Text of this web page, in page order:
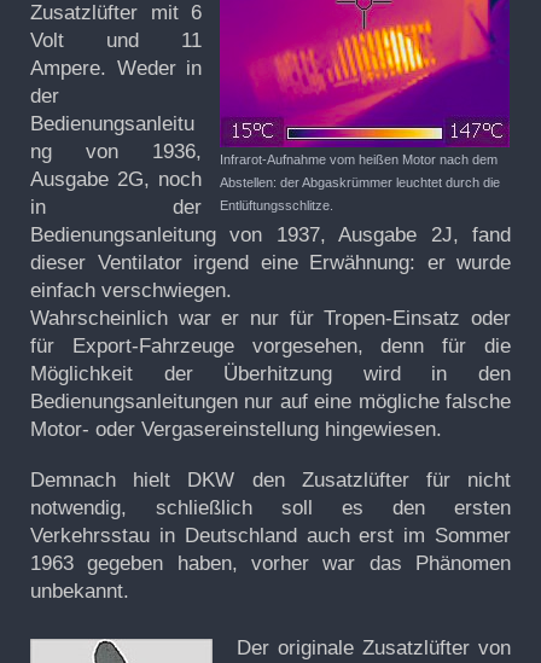
Infrarot-Aufnahme vom heißen Motor nach dem
Abstellen: der Abgaskrümmer leuchtet durch die
Entlüftungsschlitze.
Zusatzlüfter mit 6
Volt und 11
Ampere. Weder in
der
Bedienungsanleitu
ng von 1936,
Ausgabe 2G, noch
in der
Bedienungsanleitung von 1937, Ausgabe 2J, fand
dieser Ventilator irgend eine Erwähnung: er wurde
einfach verschwiegen.
Wahrscheinlich war er nur für Tropen-Einsatz oder
für Export-Fahrzeuge vorgesehen, denn für die
Möglichkeit der Überhitzung wird in den
Bedienungsanleitungen nur auf eine mögliche falsche
Motor- oder Vergasereinstellung hingewiesen.
Demnach hielt DKW den Zusatzlüfter für nicht
notwendig, schließlich soll es den ersten
Verkehrsstau in Deutschland auch erst im Sommer
1963 gegeben haben, vorher war das Phänomen
unbekannt.
Der originale Zusatzlüfter von